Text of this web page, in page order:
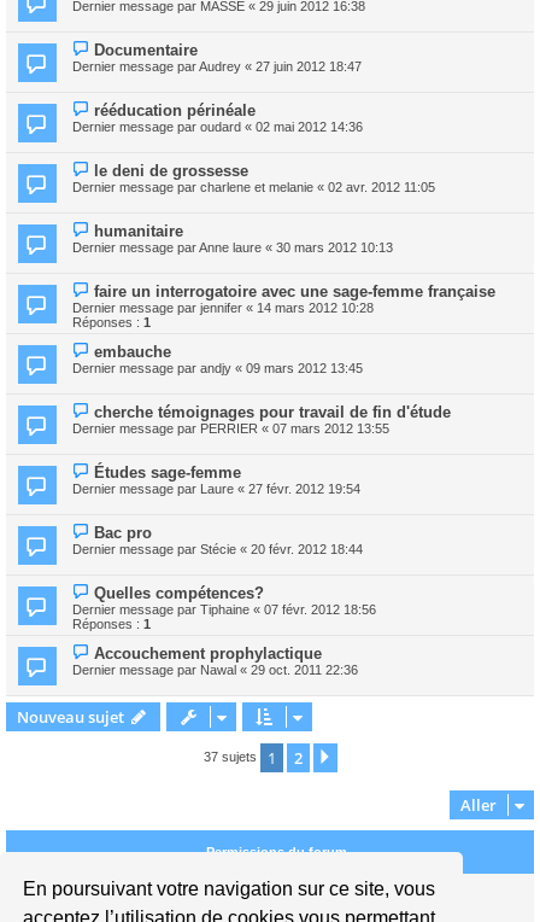
En poursuivant votre navigation sur ce site, vous
acceptez l’utilisation de cookies vous permettant
Dernier message par MASSE « 29 juin 2012 16:38
Documentaire
Dernier message parAudrey « 27 juin 2012 18:47
rééducation périnéale
Dernier message par oudard « 02 mai 2012 14:36
le deni de grossesse
Dernier message par charlene et melanie « 02 avr. 2012 11:05
humanitaire
Dernier message parAnne laure « 30 mars 2012 10:13
faire un interrogatoire avec une sage-femme française
Dernier message par jennifer « 14 mars 2012 10:28
Réponses : 1
embauche
Dernier message par andjy « 09 mars 2012 13:45
cherche témoignages pour travail de fin d'étude
Dernier message par PERRIER « 07 mars 2012 13:55
Études sage-femme
Dernier message par Laure « 27 févr. 2012 19:54
Bac pro
Dernier message par Stécie « 20 févr. 2012 18:44
Quelles compétences?
Dernier message par Tiphaine « 07 févr. 2012 18:56
Réponses : 1
Accouchement prophylactique
Dernier message par Nawal « 29 oct. 2011 22:36
Nouveau sujet
37 sujets 1 2
Aller
Permissions du forum
Vous ne pouvez pas publier de nouveaux sujets dans ce forum
Vousne pouvez pasrépondre aux sujets dans ce forum